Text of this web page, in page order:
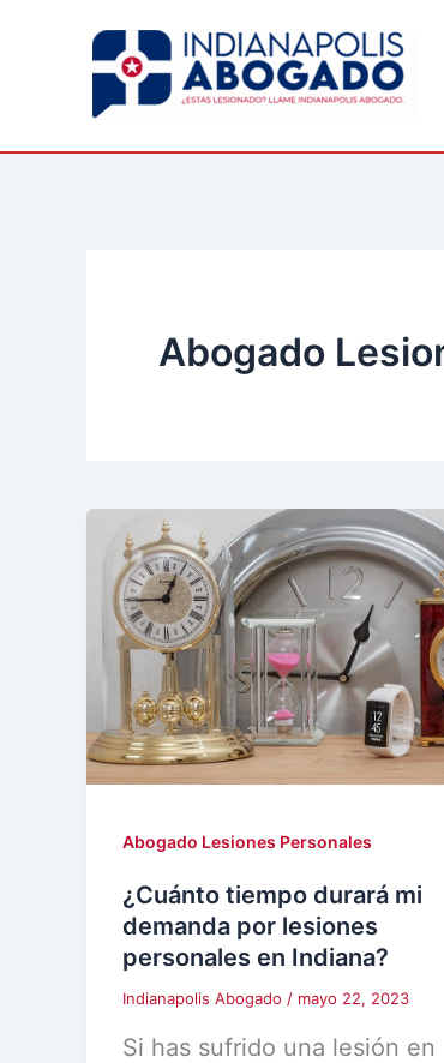
Abogado
Abogado Lesiones Personales
¿Cuánto tiempo durará mi
demanda por lesiones
personales en Indiana?
Indianapolis Abogado / mayo 22, 2023
Si has sufrido una lesión en